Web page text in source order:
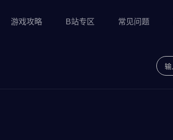
游戏攻略 B站专区 常见问题